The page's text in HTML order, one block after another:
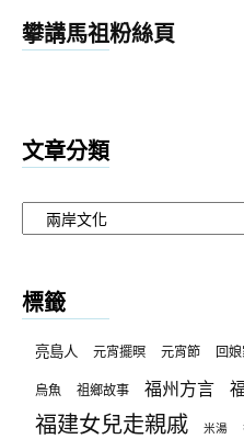
攀講馬祖粉絲頁
文章分類
文
標籤
亮島人 元宵擺暝 元宵節 回
烏魚 祖鄉故事 福州方言
福建女兒走親戚 米湯